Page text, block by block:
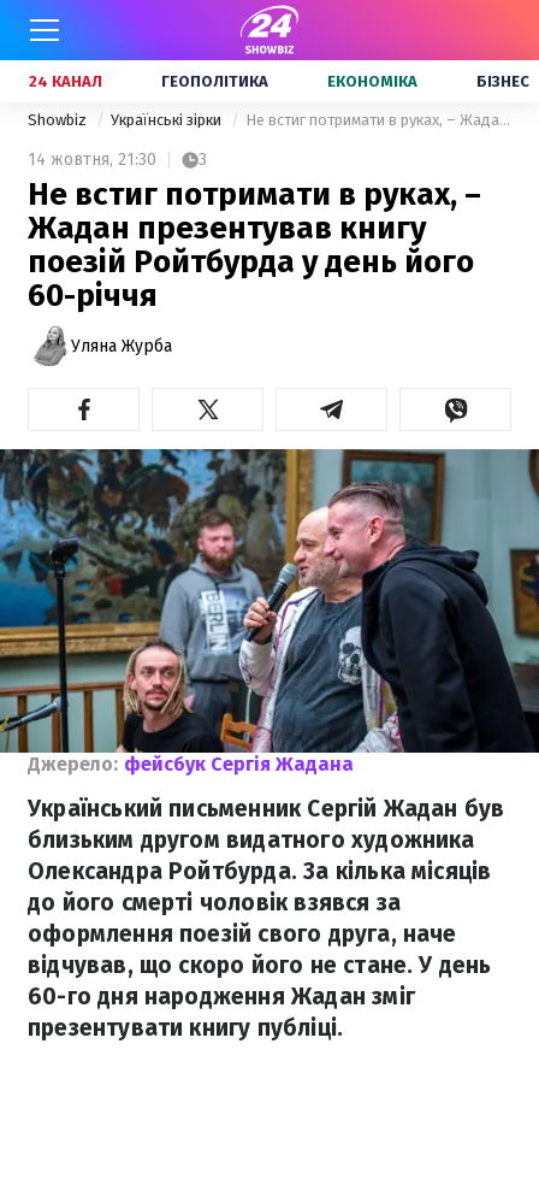
24 КАНАЛ ГЕОПОЛІТИКА ЕКОНОМІКА БІЗНЕС
Showbiz Українські зірки Не встиг потримати в руках, – Жадан презентував книгу поезій Ройтбурда у день його 60-річчя
14 жовтня, 21:30 3
Не встиг потримати в руках, –
Жадан презентував книгу
поезій Ройтбурда у день його
60-річчя
Уляна Журба
Джерело: фейсбук Сергія Жадана
Український письменник Сергій Жадан був
близьким другом видатного художника
Олександра Ройтбурда. За кілька місяців
до його смерті чоловік взявся за
оформлення поезій свого друга, наче
відчував, що скоро його не стане. У день
60-го дня народження Жадан зміг
презентувати книгу публіці.